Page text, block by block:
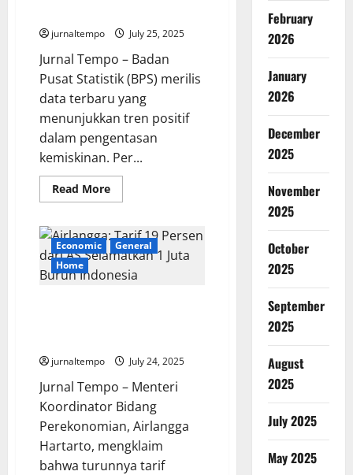
jurnaltempo July 25, 2025
Jurnal Tempo – Badan
Pusat Statistik (BPS) merilis
data terbaru yang
menunjukkan tren positif
dalam pengentasan
kemiskinan. Per...
Read MoreRead
more
Terbaru
BPS:
Angka
Kemiskinan
dan
Economic
General
Home
jurnaltempo July 24, 2025
Jurnal Tempo – Menteri
Koordinator Bidang
Perekonomian, Airlangga
Hartarto, mengklaim
bahwa turunnya tarif
February
2026
January
2026
December
2025
November
2025
October
2025
September
2025
August
2025
July 2025
May 2025